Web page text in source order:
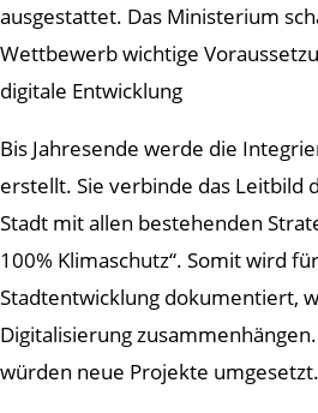
ausgestattet. Das Ministerium
Wettbewerb wichtige
digitale Entwicklung
Bis Jahresende werde die
erstellt. Sie verbinde das Leitbild
Stadt mit allen bestehenden
100% Klimaschutz“. Somit wird
Stadtentwicklung dokumentiert,
Digitalisierung
würden neue Projekte umgesetzt.